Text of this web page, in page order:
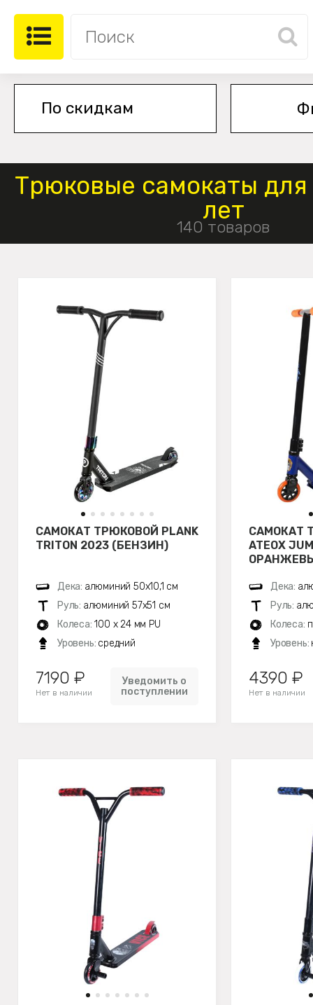
Трюковые самокаты для
лет
140 товаров
САМОКАТ ТРЮКОВОЙ PLANK
TRITON 2023 (БЕНЗИН)
Дека: алюминий 50х10,1 см
Руль: алюминий 57х51 см
Колеса: 100 x 24 мм PU
Уровень: средний
7190 ₽
Нет в наличии
Уведомить о
поступлении
САМОКАТ
ATЕОХ
Дека:
Руль:
Колеса:
Уровень:
4390 ₽
Нет в наличии